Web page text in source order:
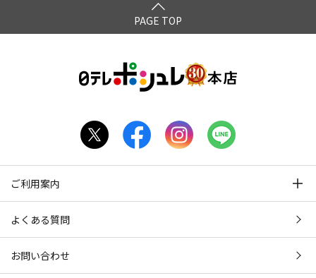
PAGE TOP
ご利用案内
よくある質問
お問い合わせ